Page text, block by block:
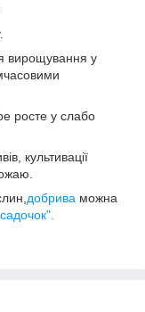
вирощування у
росте у слабо
культивації
добрива можна